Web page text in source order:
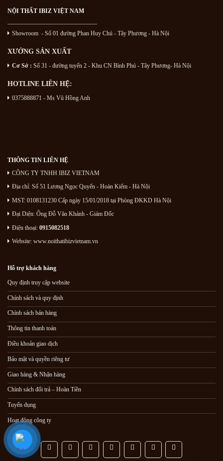
NỘI THẤT IBIZ VIỆT NAM
———————————————
Showroom - Số 01 đường Phan Huy Chú - Tây Phương - Hà Nội
XƯỞNG SẢN XUẤT
Cơ Sở : Số 31 - đường tuyến 2 - Khu CN Bình Phú - Tây Phương- Hà Nội
HOTLINE LIÊN HỆ:
0375888871 - Ms Vũ Hồng Anh
THÔNG TIN LIÊN HỆ
CÔNG TY TNHH IBIZ VIETNAM
Địa chỉ: Số 51 Lương Ngọc Quyến - Hoàn Kiếm - Hà Nội
MST: 0108131230 Cấp ngày 15/01/2018 tại Phòng ĐKKD Hà Nội
Đại Diện: Ông Đỗ Văn Khánh - Giám Đốc
Điện thoại: 0915082518
Website: www.noithatibizvietnam.vn
Hỗ trợ khách hàng
Quy định truy cập website
Chính sách và quy định
Chính sách bán hàng
Thông tin thanh toán
Điều khoản giao dịch
Bảo mật và quyền riêng tư
Giao hàng & Nhận hàng
Chính sách đổi trả – Hoàn Tiền
Tuyển dụng
Hoạt động công ty